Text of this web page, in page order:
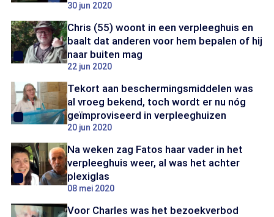
30 jun 2020
Chris (55) woont in een verpleeghuis en
baalt dat anderen voor hem bepalen of hij
naar buiten mag
22 jun 2020
Tekort aan beschermingsmiddelen was
al vroeg bekend, toch wordt er nu nóg
geïmproviseerd in verpleeghuizen
20 jun 2020
Na weken zag Fatos haar vader in het
verpleeghuis weer, al was het achter
plexiglas
08 mei 2020
Voor Charles was het bezoekverbod